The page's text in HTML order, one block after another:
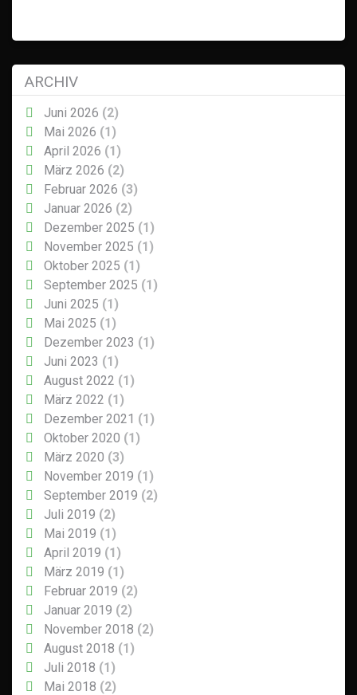
ARCHIV
Juni 2026 (2)
Mai 2026 (1)
April 2026 (1)
März 2026 (2)
Februar 2026 (3)
Januar 2026 (2)
Dezember 2025 (1)
November 2025 (1)
Oktober 2025 (1)
September 2025 (1)
Juni 2025 (1)
Mai 2025 (1)
Dezember 2023 (1)
Juni 2023 (1)
August 2022 (1)
März 2022 (1)
Dezember 2021 (1)
Oktober 2020 (1)
März 2020 (3)
November 2019 (1)
September 2019 (2)
Juli 2019 (2)
Mai 2019 (1)
April 2019 (1)
März 2019 (1)
Februar 2019 (2)
Januar 2019 (2)
November 2018 (2)
August 2018 (1)
Juli 2018 (1)
Mai 2018 (2)